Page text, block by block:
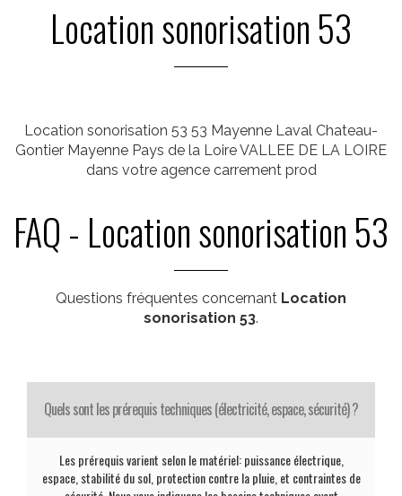
Location sonorisation 53
Location sonorisation 53 53 Mayenne Laval Chateau-
Gontier Mayenne Pays de la Loire VALLEE DE LA LOIRE
dans votre agence carrement prod
FAQ - Location sonorisation 53
Questions fréquentes concernant Location
sonorisation 53.
Quels sont les prérequis techniques (électricité, espace, sécurité) ?
Les prérequis varient selon le matériel: puissance électrique,
espace, stabilité du sol, protection contre la pluie, et contraintes de